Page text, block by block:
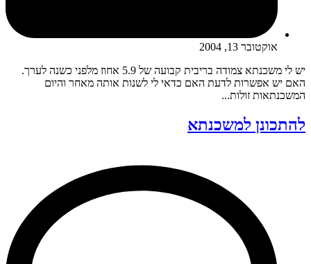
אוקטובר 13, 2004
יש לי משכנתא צמודה בריבית קבועה של 5.9 אחוז מלפני כשנה לערך.
האם יש אפשרות לדעת האם כדאי לי לשנות אותה מאחר והיום
המשכנתאות זולות...
להתכונן למשכנתא